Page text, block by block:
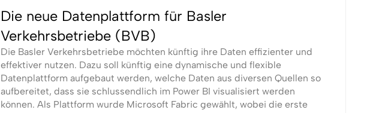
Die neue Datenplattform für Basler
Verkehrsbetriebe (BVB)
Die Basler Verkehrsbetriebe möchten künftig ihre Daten effizienter und
effektiver nutzen. Dazu soll künftig eine dynamische und flexible
Datenplattform aufgebaut werden, welche Daten aus diversen Quellen so
aufbereitet, dass sie schlussendlich im Power BI visualisiert werden
können. Als Plattform wurde Microsoft Fabric gewählt, wobei die erste